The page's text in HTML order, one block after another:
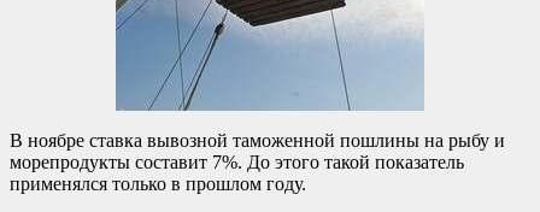
В ноябре ставка вывозной таможенной пошлины на рыбу и
морепродукты составит 7%. До этого такой показатель
применялся только в прошлом году.